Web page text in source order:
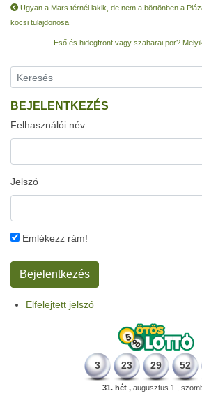
Ugyan a Mars térnél lakik, de nem a börtönben a
kocsi tulajdonosa
Eső és hidegfront vagy szaharai por?
BEJELENTKEZÉS
Felhasználói név:
Jelszó
Emlékezz rám!
Elfelejtett jelszó
3 23 29 52
31. hét ,augusztus 1.,